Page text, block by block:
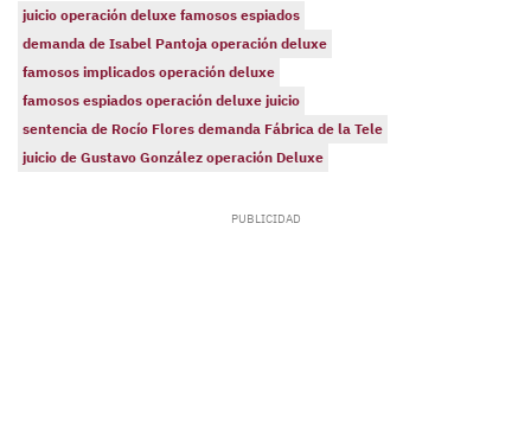
juicio operación deluxe famosos espiados
demanda de Isabel Pantoja operación deluxe
famosos implicados operación deluxe
famosos espiados operación deluxe juicio
sentencia de Rocío Flores demanda Fábrica de la Tele
juicio de Gustavo González operación Deluxe